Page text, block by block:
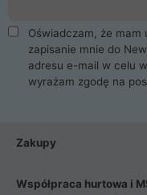
Oświadczam, że mam
zapisanie mnie do
adresu e-mail w celu
wyrażam zgodę na
Zakupy
Współpraca hurtowa i